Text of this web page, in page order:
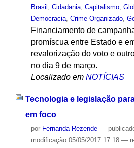
Brasil , Cidadania, Capitalismo,
Democracia, Crime Organizado,
Financiamento de
promíscua entre Estado e
revalorização do voto e
no dia 9 de março.
Localizado em NOTÍCIAS
Tecnologia e legislação
em foco
por Fernanda Rezende —
modificação05/05/2017 17:18 —